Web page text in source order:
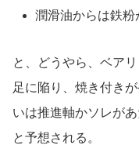
潤滑油からは鉄粉
と、どうやら、ベア
足に陥り、焼き付き
いは推進軸かソレが
と予想される。